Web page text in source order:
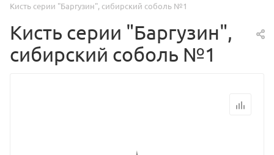
Кисть серии "Баргузин", сибирский соболь №1
Кисть серии "Баргузин",
сибирский соболь №1